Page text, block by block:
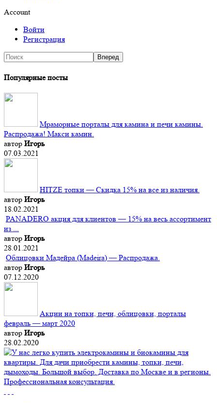
Account
Войти
Регистрация
Популярные посты
Мраморные порталы для камина и печи камины.
Распродажа! Макси камин.
автор Игорь
07.03.2021
HITZE топки — Скидка 15% на все из наличия.
автор Игорь
18.02.2021
PANADERO акция для клиентов — 15% на весь ассортимент
из ...
автор Игорь
28.01.2021
Облицовки Мадейра (Мadeira) — Распродажа.
автор Игорь
07.12.2020
Акции на топки, печи, облицовки, порталы
февраль — март 2020
автор Игорь
28.02.2020